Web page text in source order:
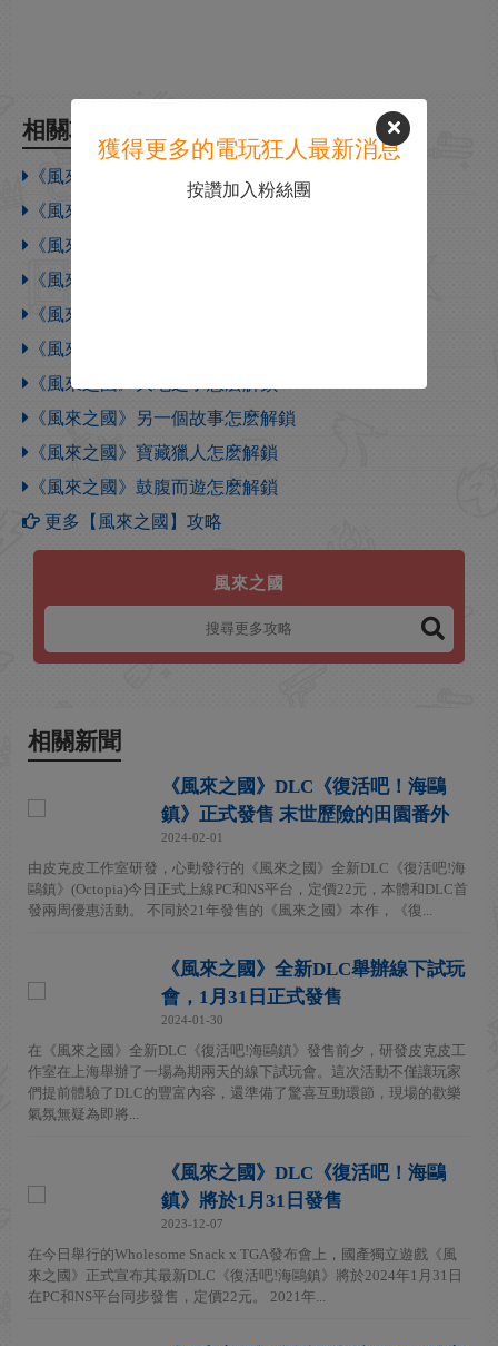
相關攻略
《風來之國》強尼的好夥伴怎麽獲得
《風來之國》大地之子怎麽獲得
《風來之國》野性風情怎麽獲得
《風來之國》怎麽收集全部的皮克球
《風來之國》收藏大贏家怎麽解鎖
《風來之國》收藏家怎麽解鎖
《風來之國》大地之子怎麽解鎖
《風來之國》另一個故事怎麽解鎖
《風來之國》寶藏獵人怎麽解鎖
《風來之國》鼓腹而遊怎麽解鎖
更多【風來之國】攻略
風來之國
相關新聞
《風來之國》DLC《復活吧！海鷗
鎮》正式發售 末世歷險的田園番外
2024-02-01
由皮克皮工作室研發，心動發行的《風來之國》全新DLC《復活吧!海
鷗鎮》(Octopia)今日正式上線PC和NS平台，定價22元，本體和DLC首
發兩周優惠活動。 不同於21年發售的《風來之國》本作，《復...
《風來之國》全新DLC舉辦線下試玩
會，1月31日正式發售
2024-01-30
在《風來之國》全新DLC《復活吧!海鷗鎮》發售前夕，研發皮克皮工
作室在上海舉辦了一場為期兩天的線下試玩會。這次活動不僅讓玩家
們提前體驗了DLC的豐富內容，還準備了驚喜互動環節，現場的歡樂
氣氛無疑為即將...
《風來之國》DLC《復活吧！海鷗
鎮》將於1月31日發售
2023-12-07
在今日舉行的Wholesome Snack x TGA發布會上，國產獨立遊戲《風
來之國》正式宣布其最新DLC《復活吧!海鷗鎮》將於2024年1月31日
在PC和NS平台同步發售，定價22元。 2021年...
獲得更多的電玩狂人最新消息
按讚加入粉絲團